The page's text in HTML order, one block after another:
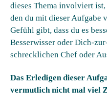
dieses Thema involviert
den du mit dieser Aufgabe
Gefühl gibt, dass du es
Besserwisser oder Dich-
schrecklichen Chef oder
Das Erledigen dieser
vermutlich nicht mal viel